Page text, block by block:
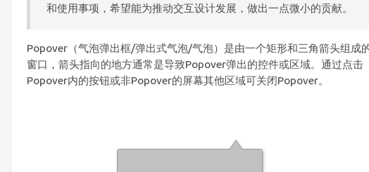
和使用事项，希望能为推动交互设计发展，做出一点微小的贡献。
Popover（气泡弹出框/弹出式气泡/气泡）是由一个矩形和三角箭头组成
窗口，箭头指向的地方通常是导致Popover弹出的控件或区域。通过点击
Popover内的按钮或非Popover的屏幕其他区域可关闭Popover。